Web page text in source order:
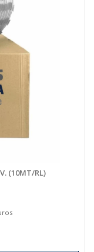
(10MT/RL)